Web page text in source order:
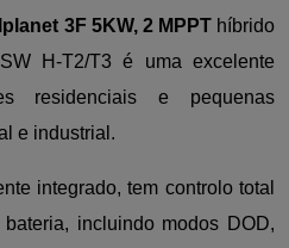
3F 5KW, 2 MPPThíbrido
H-T2/T3 é uma excelente
residenciais e pequenas
e industrial.
integrado, tem controlo total
incluindo modos DOD,